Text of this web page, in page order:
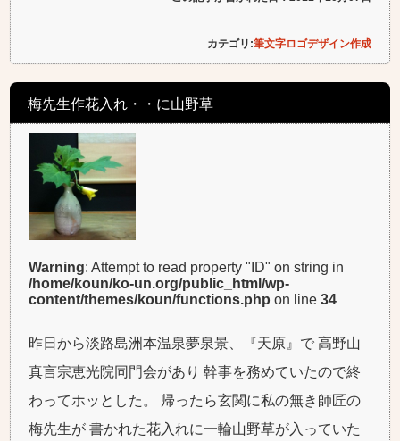
カテゴリ:筆文字ロゴデザイン作成
梅先生作花入れ・・に山野草
Warning: Attempt to read property "ID" on string in
/home/koun/ko-un.org/public_html/wp-
content/themes/koun/functions.php on line34
昨日から淡路島洲本温泉夢泉景、『天原』で 高野山
真言宗恵光院同門会があり 幹事を務めていたので終
わってホッとした。 帰ったら玄関に私の無き師匠の
梅先生が 書かれた花入れに一輪山野草が入っていた